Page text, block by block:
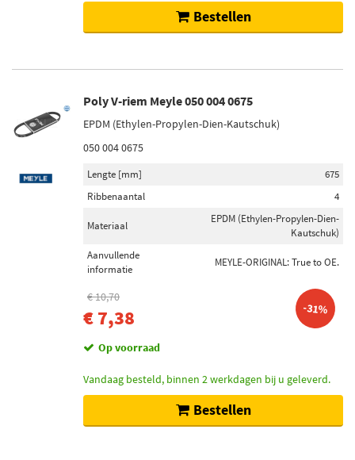
Bestellen
Poly V-riem Meyle 050 004 0675
EPDM (Ethylen-Propylen-Dien-Kautschuk)
050 004 0675
Lengte [mm]
675
Ribbenaantal
4
Materiaal
EPDM (Ethylen-Propylen-Dien-
Kautschuk)
Aanvullende
informatie
MEYLE-ORIGINAL: True to OE.
€ 10,70
€ 7,38 -31%
Op voorraad
Vandaag besteld, binnen 2 werkdagen bij u geleverd.
Bestellen